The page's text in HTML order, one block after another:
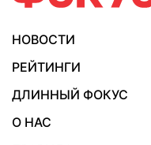
НОВОСТИ
РЕЙТИНГИ
ДЛИННЫЙ ФОКУС
О НАС